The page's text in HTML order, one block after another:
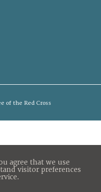
of the Red Cross
agree that we use
visitor preferences